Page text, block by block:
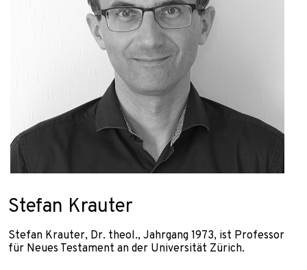
Stefan Krauter
Stefan Krauter, Dr. theol., Jahrgang 1973, ist Professor
für Neues Testament an der Universität Zürich.